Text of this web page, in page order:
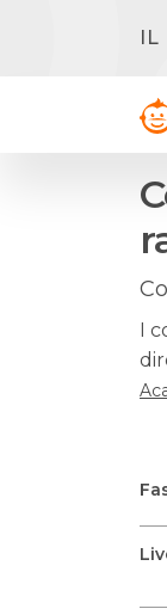
IL
I